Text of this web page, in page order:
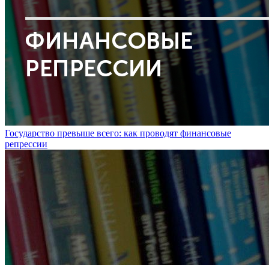
Государство превыше всего: как проводят финансовые
репрессии